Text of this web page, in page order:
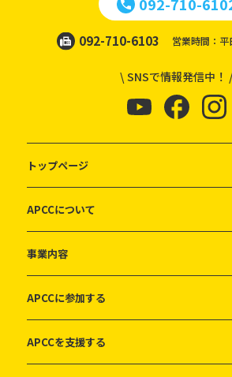
092-710-
092-710-6103 営業時間：
\ SNSで情報発信中！ /
トップページ
APCCについて
事業内容
APCCに参加する
APCCを支援する